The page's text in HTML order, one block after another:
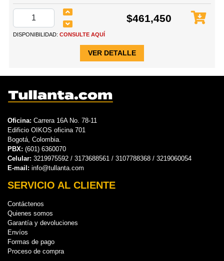
$461,450
DISPONIBILIDAD: CONSULTE AQUÍ
VER DETALLE
Oficina: Carrera 16A No. 78-11
Edificio OIKOS oficina 701
Bogotá, Colombia.
PBX: (601) 6360070
Celular: 3219975592 / 3173688561 / 3107788368 / 3219060054
E-mail: info@tullanta.com
SERVICIO AL CLIENTE
Contáctenos
Quienes somos
Garantía y devoluciones
Envíos
Formas de pago
Proceso de compra